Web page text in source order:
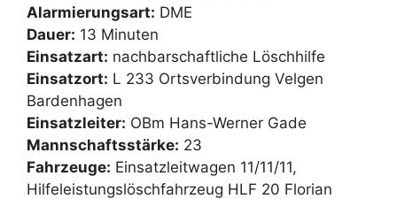
Alarmierungsart: DME
Dauer: 13 Minuten
Einsatzart: nachbarschaftliche Löschhilfe
Einsatzort: L 233 Ortsverbindung Velgen
Bardenhagen
Einsatzleiter: OBm Hans-Werner Gade
Mannschaftsstärke: 23
Fahrzeuge: Einsatzleitwagen 11/11/11,
Hilfeleistungslöschfahrzeug HLF 20 Florian